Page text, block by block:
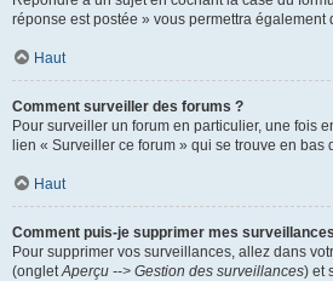
réponse est postée » vous permettra également
Haut
Comment surveiller des forums ?
Pour surveiller un forum en particulier, une fois
lien « Surveiller ce forum » qui se trouve en bas
Haut
Comment puis-je supprimer mes
Pour supprimer vos surveillances, allez dans
(ongletAperçu --> Gestion des surveillances) et